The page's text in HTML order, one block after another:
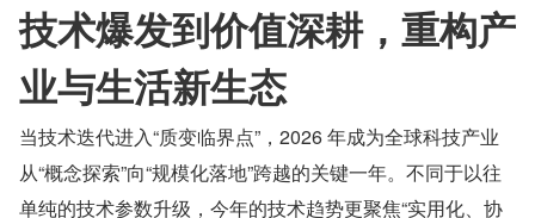
技术爆发到价值深耕，重构产
业与生活新生态
当技术迭代进入“质变临界点”，2026 年成为全球科技产业
从“概念探索”向“规模化落地”跨越的关键一年。不同于以往
单纯的技术参数升级，今年的技术趋势更聚焦“实用化、协